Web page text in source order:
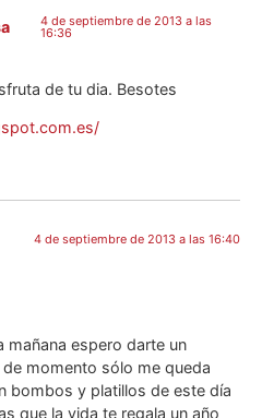
4 de septiembre de 2013 a las
16:36
de tu dia. Besotes
4 de septiembre de 2013 a las 16:40
mañana espero darte un
momento sólo me queda
bombos y platillos de este día
que la vida te regala un año